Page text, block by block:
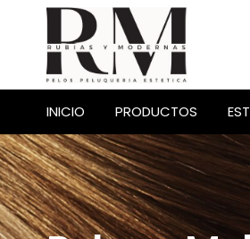
INICIO PRODUCTOS